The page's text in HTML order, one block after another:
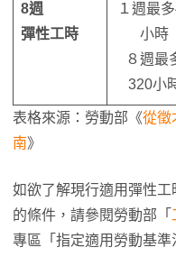
8週
彈性工時
１週最
小時
８週最
320小
表格來源：勞動部《從徵
南》
如欲了解現行適用彈性
的條件，請參閱勞動部「
專區「指定適用勞動基準